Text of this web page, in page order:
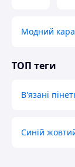
Модний
ТОП теги
В'язані
Синій